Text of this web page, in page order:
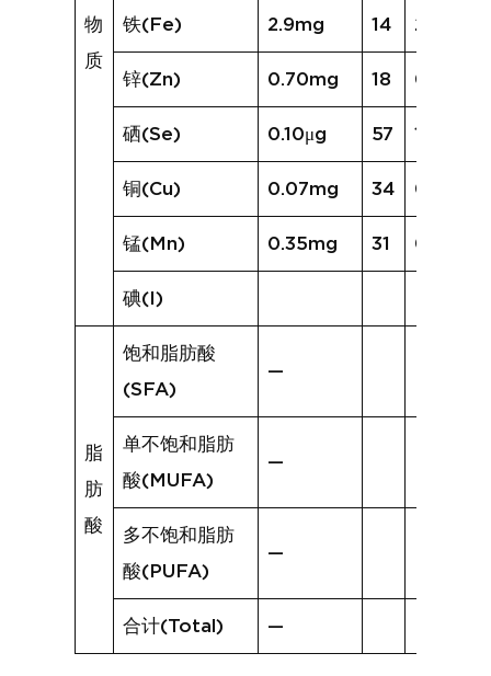
物
质
铁(Fe) 2.9mg 14 2.4mg
锌(Zn) 0.70mg 18 0.74mg
硒(Se) 0.10μg 57 1.07μg
铜(Cu) 0.07mg 34 0.17mg
锰(Mn) 0.35mg 31 0.54mg
碘(I)
脂
肪
酸
饱和脂肪酸
(SFA)
—
单不饱和脂肪
酸(MUFA)
—
多不饱和脂肪
酸(PUFA)
—
合计(Total) —